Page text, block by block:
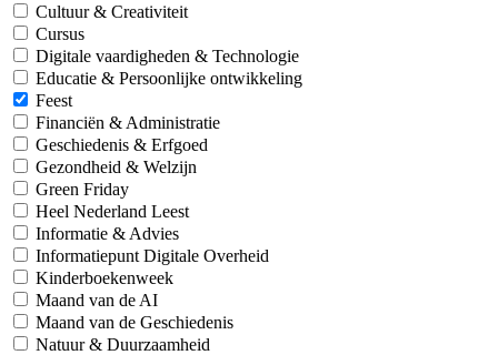
Cultuur & Creativiteit
Cursus
Digitale vaardigheden & Technologie
Educatie & Persoonlijke ontwikkeling
Feest
Financiën & Administratie
Geschiedenis & Erfgoed
Gezondheid & Welzijn
Green Friday
Heel Nederland Leest
Informatie & Advies
Informatiepunt Digitale Overheid
Kinderboekenweek
Maand van de AI
Maand van de Geschiedenis
Natuur & Duurzaamheid